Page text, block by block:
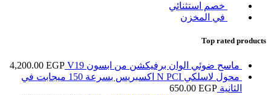
خصم استثنائي
في المخزن
Top rated products
ماسح ضوئي الوان برفيكشن من ابسون V19 4,200.00 EGP
محول لاسلكي N PCI اكسبريس بسرعة 150 ميجابت في
الثانية
650.00 EGP